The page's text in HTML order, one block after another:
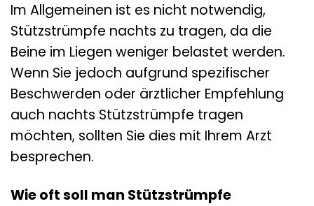
Im Allgemeinen ist es nicht notwendig,
Stützstrümpfe nachts zu tragen, da die
Beine im Liegen weniger belastet werden.
Wenn Sie jedoch aufgrund spezifischer
Beschwerden oder ärztlicher Empfehlung
auch nachts Stützstrümpfe tragen
möchten, sollten Sie dies mit Ihrem Arzt
besprechen.
Wie oft soll man Stützstrümpfe